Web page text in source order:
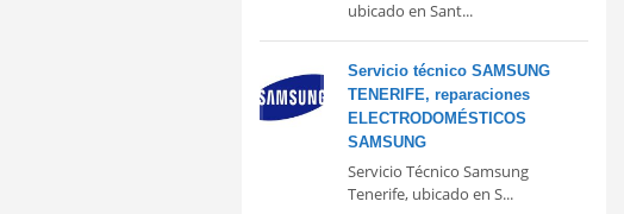
ubicado en Sant...
Servicio técnico SAMSUNG
TENERIFE, reparaciones
ELECTRODOMÉSTICOS
SAMSUNG
Servicio Técnico Samsung
Tenerife, ubicado en S...